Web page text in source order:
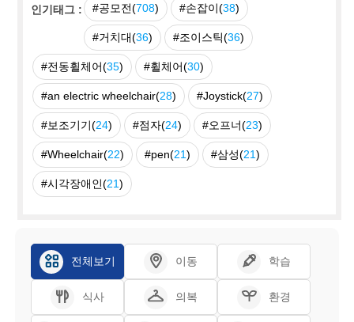
인기태그 : #공모전(708) #손잡이(38)
#거치대(36) #조이스틱(36)
#전동휠체어(35) #휠체어(30)
#an electric wheelchair(28) #Joystick(27)
#보조기기(24) #점자(24) #오프너(23)
#Wheelchair(22) #pen(21) #삼성(21)
#시각장애인(21)
전체보기 이동 학습
식사 의복 환경